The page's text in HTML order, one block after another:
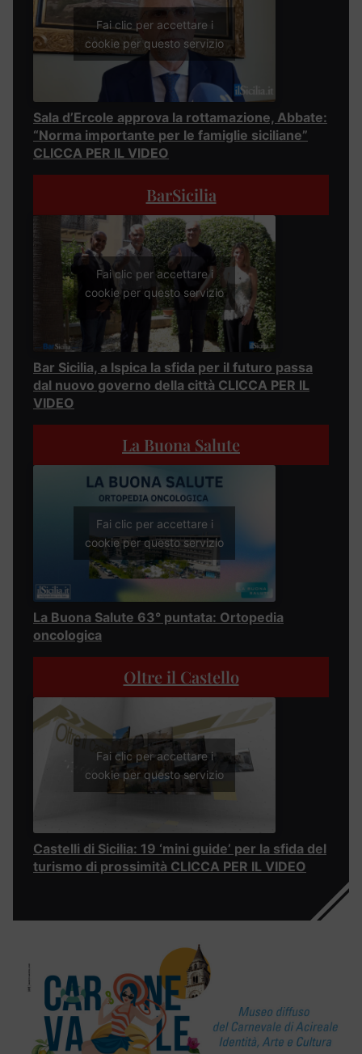
Fai clic per accettare i
cookie per questo servizio
Sala d’Ercole approva la rottamazione, Abbate:
“Norma importante per le famiglie siciliane”
CLICCA PER IL VIDEO
BarSicilia
Fai clic per accettare i
cookie per questo servizio
Bar Sicilia, a Ispica la sfida per il futuro passa
dal nuovo governo della città CLICCA PER IL
VIDEO
La Buona Salute
Fai clic per accettare i
cookie per questo servizio
La Buona Salute 63° puntata: Ortopedia
oncologica
Oltre il Castello
Fai clic per accettare i
cookie per questo servizio
Castelli di Sicilia: 19 ‘mini guide’ per la sfida del
turismo di prossimità CLICCA PER IL VIDEO